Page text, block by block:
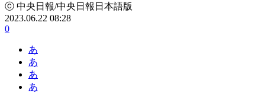
ⓒ 中央日報/中央日報日本語版
2023.06.22 08:28
0
あ
あ
あ
あ